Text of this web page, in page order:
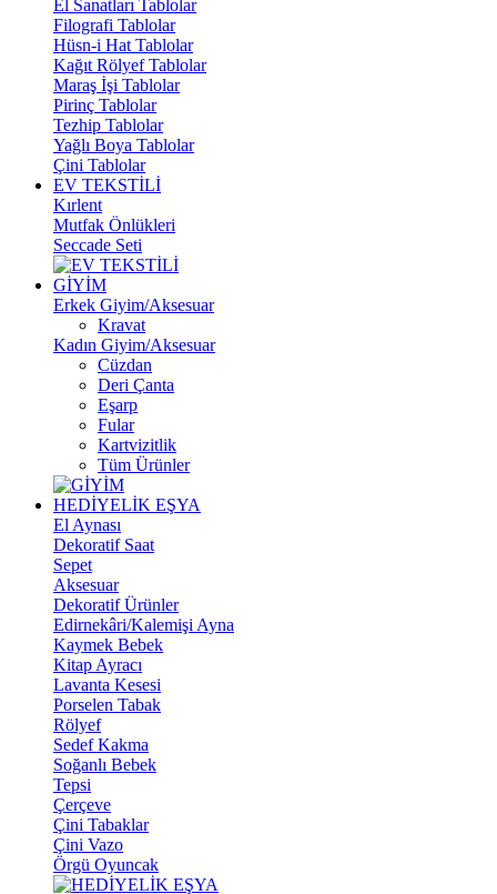
El Sanatları Tablolar
Filografi Tablolar
Hüsn-i Hat Tablolar
Kağıt Rölyef Tablolar
Maraş İşi Tablolar
Pirinç Tablolar
Tezhip Tablolar
Yağlı Boya Tablolar
Çini Tablolar
EV TEKSTİLİ
Kırlent
Mutfak Önlükleri
Seccade Seti
GİYİM
Erkek Giyim/Aksesuar
Kravat
Kadın Giyim/Aksesuar
Cüzdan
Deri Çanta
Eşarp
Fular
Kartvizitlik
Tüm Ürünler
HEDİYELİK EŞYA
El Aynası
Dekoratif Saat
Sepet
Aksesuar
Dekoratif Ürünler
Edirnekâri/Kalemişi Ayna
Kaymek Bebek
Kitap Ayracı
Lavanta Kesesi
Porselen Tabak
Rölyef
Sedef Kakma
Soğanlı Bebek
Tepsi
Çerçeve
Çini Tabaklar
Çini Vazo
Örgü Oyuncak